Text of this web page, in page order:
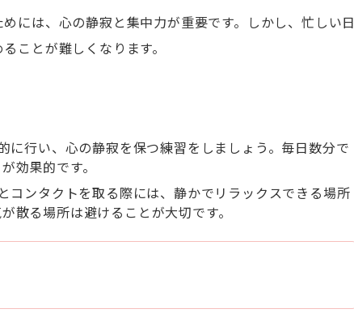
には、心の静寂と集中力が重要です。しかし、忙しい日
ことが難しくなります。
に行い、心の静寂を保つ練習をしましょう。毎日数分で
効果的です。
コンタクトを取る際には、静かでリラックスできる場所
散る場所は避けることが大切です。